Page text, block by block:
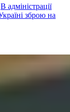
В адміністрації
зброю на